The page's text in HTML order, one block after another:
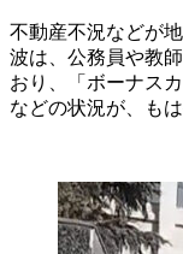
不動産不況などが
波は、公務員や教
おり、「ボーナス
などの状況が、も